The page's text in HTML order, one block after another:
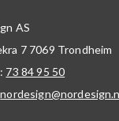
AS
7 7069 Trondheim
73 84 95 50